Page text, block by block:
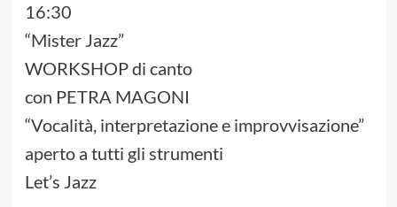
16:30
“Mister Jazz”
WORKSHOP di canto
con PETRA MAGONI
“Vocalità, interpretazione e improvvisazione”
aperto a tutti gli strumenti
Let’s Jazz